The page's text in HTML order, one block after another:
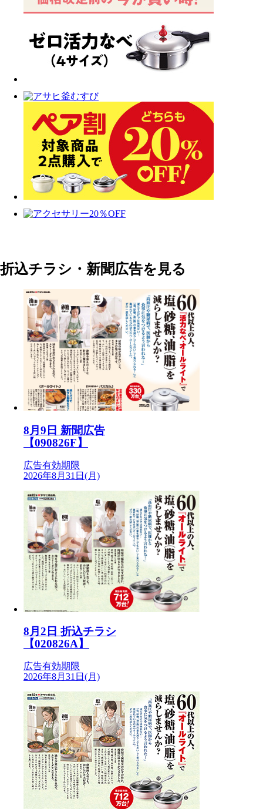
折込チラシ・新聞広告を見る
8月9日 新聞広告
【090826F】
広告有効期限
2026年8月31日(月)
8月2日 折込チラシ
【020826A】
広告有効期限
2026年8月31日(月)